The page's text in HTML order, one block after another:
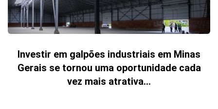
Investir em galpões industriais em Minas
Gerais se tornou uma oportunidade cada
vez mais atrativa...